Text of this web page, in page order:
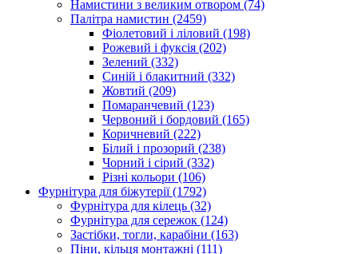
Намистини з великим отвором (74)
Палітра намистин (2459)
Фіолетовий і ліловий (198)
Рожевий і фуксія (202)
Зелений (332)
Синій і блакитний (332)
Жовтий (209)
Помаранчевий (123)
Червоний і бордовий (165)
Коричневий (222)
Білий і прозорий (238)
Чорний і сірий (332)
Різні кольори (106)
Фурнітура для біжутерії(1792)
Фурнітура для кілець (32)
Фурнітура для сережок (124)
Застібки, тогли, карабіни (163)
Піни, кільця монтажні (111)